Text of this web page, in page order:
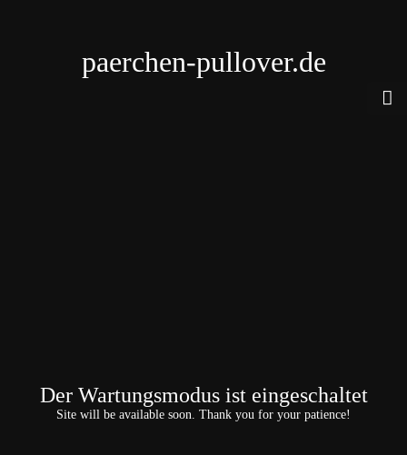
paerchen-pullover.de
Der Wartungsmodus ist eingeschaltet
Site will be available soon. Thank you for your patience!